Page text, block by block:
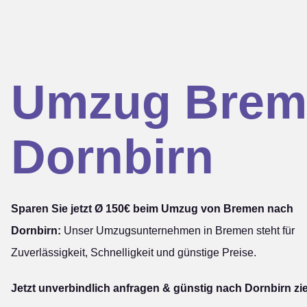
Umzug
Dornbirn
Sparen Sie jetzt Ø 150€ beim Umzug von Bremen nach
Dornbirn: Unser Umzugsunternehmen in Bremen steht für
Zuverlässigkeit, Schnelligkeit und günstige Preise.
Jetzt unverbindlich anfragen & günstig nach Dornbirn